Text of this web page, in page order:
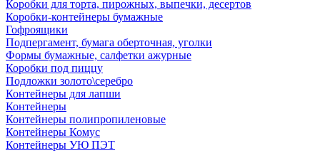
Коробки для торта, пирожных, выпечки, десертов
Коробки-контейнеры бумажные
Гофроящики
Подпергамент, бумага оберточная, уголки
Формы бумажные, салфетки ажурные
Коробки под пиццу
Подложки золото\серебро
Контейнеры для лапши
Контейнеры
Контейнеры полипропиленовые
Контейнеры Комус
Контейнеры УЮ ПЭТ